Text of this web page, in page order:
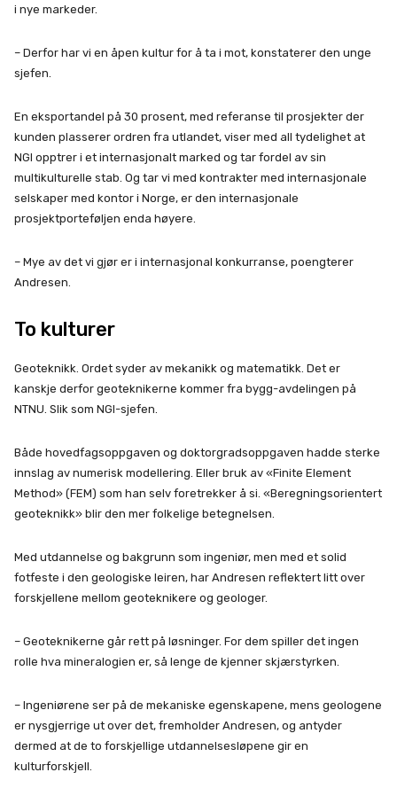
i nye markeder.
– Derfor har vi en åpen kultur for å ta i mot, konstaterer den unge
sjefen.
En eksportandel på 30 prosent, med referanse til prosjekter der
kunden plasserer ordren fra utlandet, viser med all tydelighet at
NGI opptrer i et internasjonalt marked og tar fordel av sin
multikulturelle stab. Og tar vi med kontrakter med internasjonale
selskaper med kontor i Norge, er den internasjonale
prosjektporteføljen enda høyere.
– Mye av det vi gjør er i internasjonal konkurranse, poengterer
Andresen.
To kulturer
Geoteknikk. Ordet syder av mekanikk og matematikk. Det er
kanskje derfor geoteknikerne kommer fra bygg-avdelingen på
NTNU. Slik som NGI-sjefen.
Både hovedfagsoppgaven og doktorgradsoppgaven hadde sterke
innslag av numerisk modellering. Eller bruk av «Finite Element
Method» (FEM) som han selv foretrekker å si. «Beregningsorientert
geoteknikk» blir den mer folkelige betegnelsen.
Med utdannelse og bakgrunn som ingeniør, men med et solid
fotfeste i den geologiske leiren, har Andresen reflektert litt over
forskjellene mellom geoteknikere og geologer.
– Geoteknikerne går rett på løsninger. For dem spiller det ingen
rolle hva mineralogien er, så lenge de kjenner skjærstyrken.
– Ingeniørene ser på de mekaniske egenskapene, mens geologene
er nysgjerrige ut over det, fremholder Andresen, og antyder
dermed at de to forskjellige utdannelsesløpene gir en
kulturforskjell.